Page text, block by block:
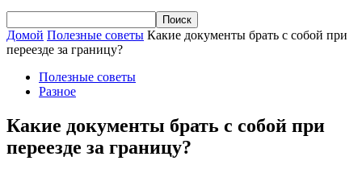
Домой Полезные советы Какие документы брать с собой при
переезде за границу?
Полезные советы
Разное
Какие документы брать с собой при
переезде за границу?